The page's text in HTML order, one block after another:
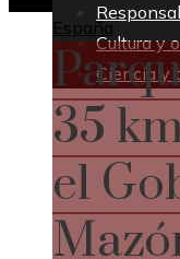
Cultura y
Ciencia y
España
35
el